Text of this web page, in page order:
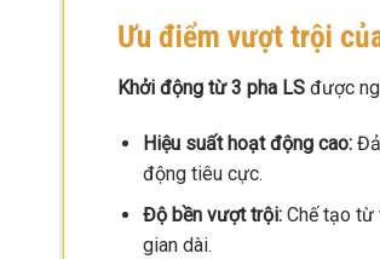
Ưu điểm vượt trội
Khởi động từ 3 pha LS được
Hiệu suất hoạt động cao:
động tiêu cực.
Độ bền vượt trội:Chế tạo từ
gian dài.